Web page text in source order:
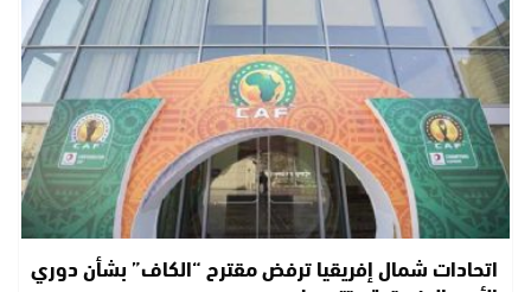
اتحادات شمال إفريقيا ترفض مقترح “الكاف” بشأن دوري